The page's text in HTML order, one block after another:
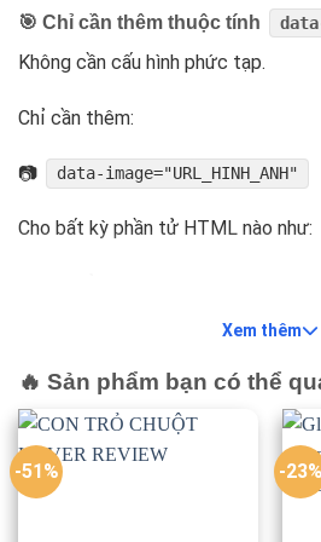
🎯 Chỉ cần thêm thuộc tính
Không cần cấu hình phức tạp.
Chỉ cần thêm:
📷 data-image="URL_HINH_ANH"
Cho bất kỳ phần tử HTML nào như:
📦 Thẻ div
📰 Tiêu đề bài viết
🛒 Sản phẩm
Xem thêm
🔥 Sản phẩm bạn có thể
-51% -23%